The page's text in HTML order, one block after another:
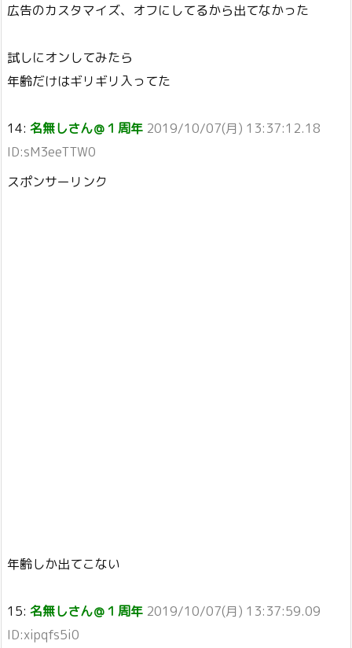
広告のカスタマイズ、オフにしてるから出てなかった
試しにオンしてみたら
年齢だけはギリギリ入ってた
14: 名無しさん＠１周年 2019/10/07(月) 13:37:12.18
ID:sM3eeTTW0
スポンサーリンク
年齢しか出てこない
15: 名無しさん＠１周年 2019/10/07(月) 13:37:59.09
ID:xipqfs5i0